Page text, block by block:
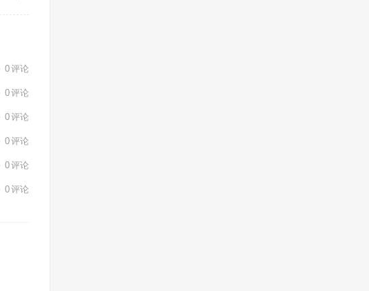
0评论
0评论
0评论
0评论
0评论
0评论